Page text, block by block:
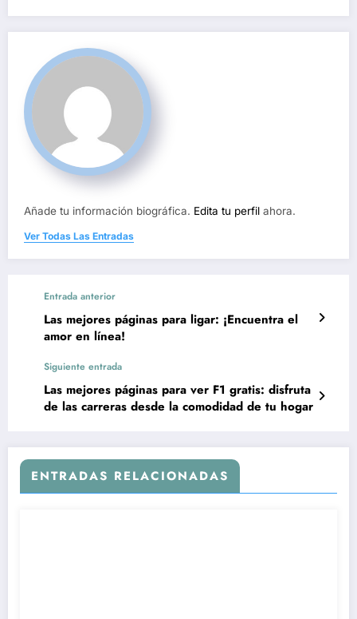
Añade tu información biográfica. Edita tu perfil ahora.
Ver Todas Las Entradas
Entrada anterior
Las mejores páginas para ligar: ¡Encuentra el
amor en línea!
Siguiente entrada
Las mejores páginas para ver F1 gratis: disfruta
de las carreras desde la comodidad de tu hogar
ENTRADAS RELACIONADAS